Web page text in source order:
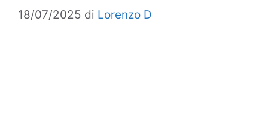
18/07/2025 di Lorenzo D